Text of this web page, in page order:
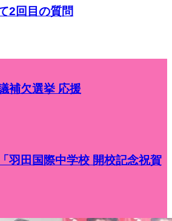
2回目の質問
補欠選挙 応援
羽田国際中学校 開校記念祝賀